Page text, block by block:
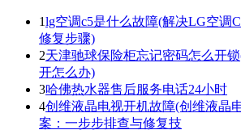
1lg空调c5是什么故障(解决LG空调
修复步骤)
2天津驰球保险柜忘记密码怎么开
开怎么办)
3哈佛热水器售后服务电话24小时
4创维液晶电视开机故障(创维液晶
案：一步步排查与修复技